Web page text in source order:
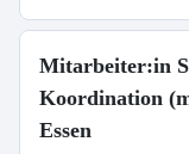
Mitarbeiter:in
Koordination
Essen